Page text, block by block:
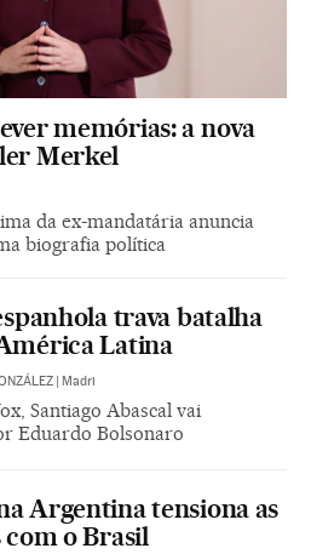
memórias: a nova
Merkel
da ex-mandatária anuncia
biografia política
trava batalha
Latina
Madri
Santiago Abascal vai
Eduardo Bolsonaro
Argentina tensiona as
o Brasil